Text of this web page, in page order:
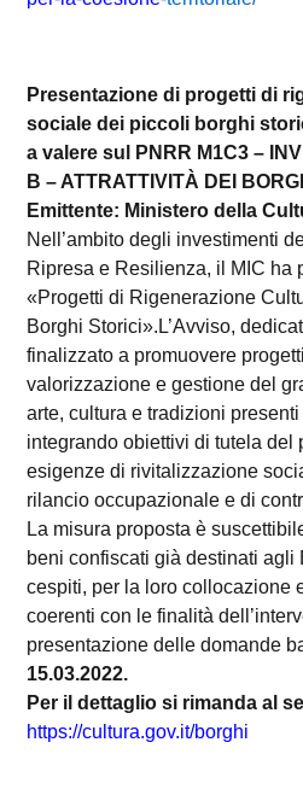
Presentazione di progetti di
sociale dei piccoli borghi
a valere sul PNRR M1C3 –
B – ATTRATTIVITÀ DEI
Emittente: Ministero della
Nell’ambito degli investimenti
Ripresa e Resilienza, il MIC ha
«Progetti di Rigenerazione
Borghi Storici».L’Avviso,
finalizzato a promuovere
valorizzazione e gestione del
arte, cultura e tradizioni
integrando obiettivi di tutela del
esigenze di rivitalizzazione
rilancio occupazionale e di
La misura proposta è
beni confiscati già destinati agli
cespiti, per la loro collocazione
coerenti con le finalità
presentazione delle domande
15.03.2022.
Per il dettaglio si rimanda al
https://cultura.gov.it/borghi